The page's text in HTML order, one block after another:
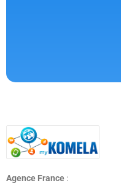
Agence France :